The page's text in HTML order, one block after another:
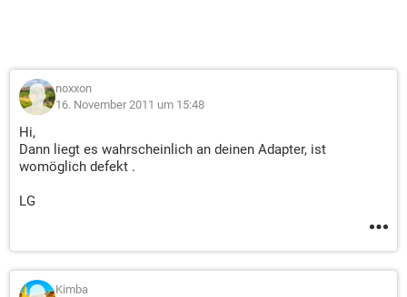
noxxon
16. November 2011 um 15:48
Hi,
Dann liegt es wahrscheinlich an deinen Adapter, ist
womöglich defekt .
LG
Kimba